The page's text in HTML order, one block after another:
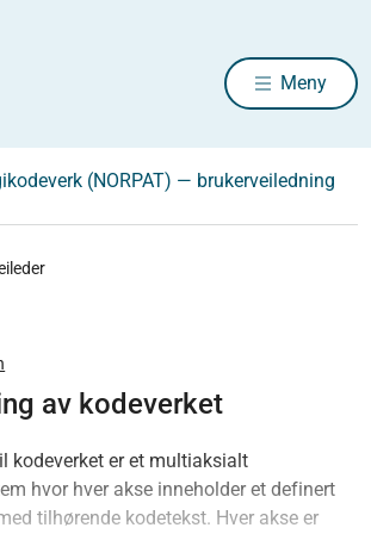
Meny
(NORPAT) — brukerveiledning
av kodeverket
kodeverket er et multiaksialt
hvor hver akse inneholder et definert
tilhørende kodetekst. Hver akse er